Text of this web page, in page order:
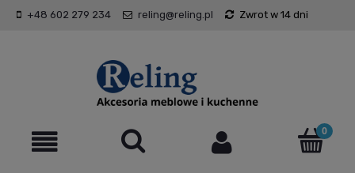
+48 602 279 234 reling@reling.pl Zwrot w 14 dni